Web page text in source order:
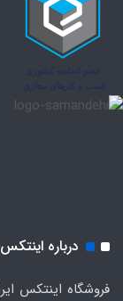
درباره
فروشگاه اینتکس